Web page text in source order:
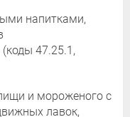
напитками,
47.25.1,
и мороженого с
лавок,